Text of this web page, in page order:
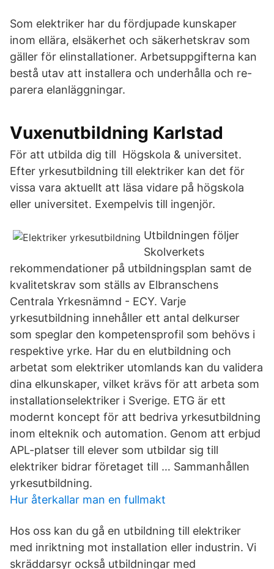
Som elektriker har du fördjupade kunskaper
inom ellära, elsäkerhet och säkerhetskrav som
gäller för elinstallationer. Arbetsuppgifterna kan
bestå utav att installera och underhålla och re-
parera elanläggningar.
Vuxenutbildning Karlstad
För att utbilda dig till Högskola & universitet.
Efter yrkesutbildning till elektriker kan det för
vissa vara aktuellt att läsa vidare på högskola
eller universitet. Exempelvis till ingenjör.
Utbildningen följer
Skolverkets
rekommendationer på utbildningsplan samt de
kvalitetskrav som ställs av Elbranschens
Centrala Yrkesnämnd - ECY. Varje
yrkesutbildning innehåller ett antal delkurser
som speglar den kompetensprofil som behövs i
respektive yrke. Har du en elutbildning och
arbetat som elektriker utomlands kan du validera
dina elkunskaper, vilket krävs för att arbeta som
installationselektriker i Sverige. ETG är ett
modernt koncept för att bedriva yrkesutbildning
inom elteknik och automation. Genom att erbjud
APL-platser till elever som utbildar sig till
elektriker bidrar företaget till … Sammanhållen
yrkesutbildning.
Hur återkallar man en fullmakt
Hos oss kan du gå en utbildning till elektriker
med inriktning mot installation eller industrin. Vi
skräddarsyr också utbildningar med